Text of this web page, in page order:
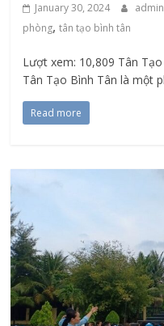
January 30, 2024 admin
phòng,tân tạo bình tân
Lượt xem: 10,809 Tân
Tân Tạo Bình Tân là một
Read more